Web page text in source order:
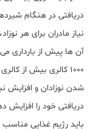
دریافتی در هنگام
آن ها پیش از بارداری
1000 کالری بیش از
شدن نوزادان و افزایش
دریافتی خود را افزایش
باید رژیم غذایی